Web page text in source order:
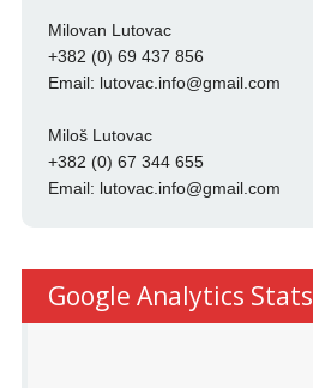
Milovan Lutovac
+382 (0) 69 437 856
Email: lutovac.info@gmail.com
Miloš Lutovac
+382 (0) 67 344 655
Email: lutovac.info@gmail.com
Google Analytics Stats